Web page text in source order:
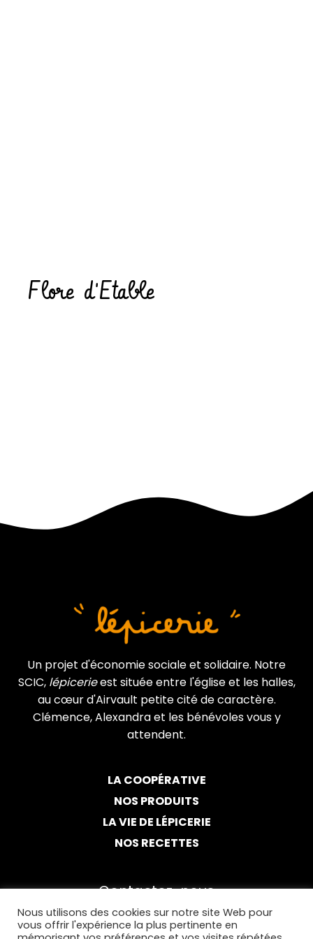
Flore d'Etable
Un projet d'économie sociale et solidaire. Notre
SCIC, lépicerieest située entre l'église et les halles,
au cœur d'Airvault petite cité de caractère.
Clémence, Alexandra et les bénévoles vous y
attendent.
LA COOPÉRATIVE
NOS PRODUITS
LA VIE DE LÉPICERIE
NOS RECETTES
Contactez-nous
05 49 94 67 28
Nous utilisons des cookies sur notre site Web pour
vous offrir l'expérience la plus pertinente en